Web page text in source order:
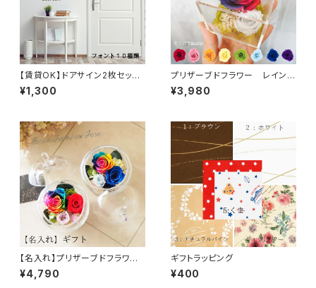
【賃貸OK】ドアサイン2枚セット
お好きな文字で作る自分空間
北欧 モダン おしゃれ モノトーン
¥1,300
プリザーブドフラワー レインボ
ーローズ クリアボックス 7Co
llar レッド ピンク イエロー オレ
¥3,980
【名入れ】プリザーブドフラワー
レインボーローズ Poison Cle
ar リンゴガラス ブルー メッセー
¥4,790
ギフトラッピング
¥400